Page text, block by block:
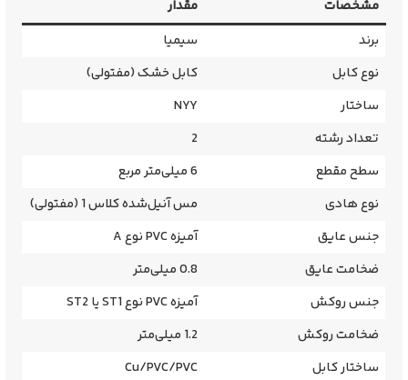
مشخصات
مقدار
برند
سیمیا
نوع کابل
کابل خشک (مفتولی)
ساختار
NYY
تعداد رشته
2
سطح مقطع
6 میلی‌متر مربع
نوع هادی
مس آنیل‌شده کلاس 1 (مفتولی)
جنس عایق
آمیزه PVC نوع A
ضخامت عایق
0.8 میلی‌متر
جنس روکش
آمیزه PVC نوع ST1 یا ST2
ضخامت روکش
1.2 میلی‌متر
ساختار کابل
Cu/PVC/PVC